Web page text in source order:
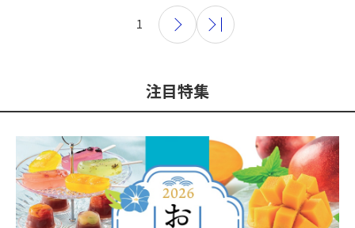
1
注目特集